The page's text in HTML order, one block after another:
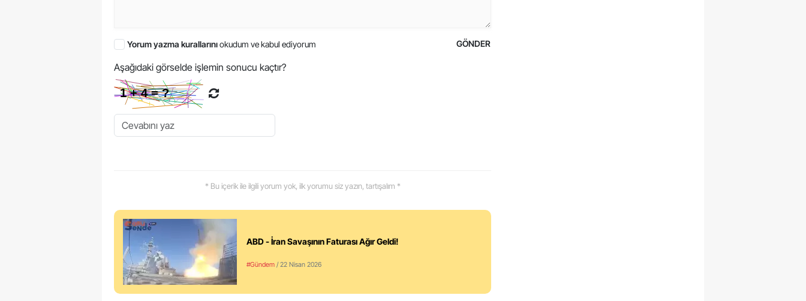
GÖNDER
Yorum yazma kurallarınıokudum ve kabul ediyorum
Aşağıdaki görselde işlemin sonucu kaçtır?
* Bu içerik ile ilgili yorum yok, ilk yorumu siz yazın, tartışalım *
ABD - İran Savaşının Faturası Ağır Geldi!
#Gündem / 22 Nisan 2026